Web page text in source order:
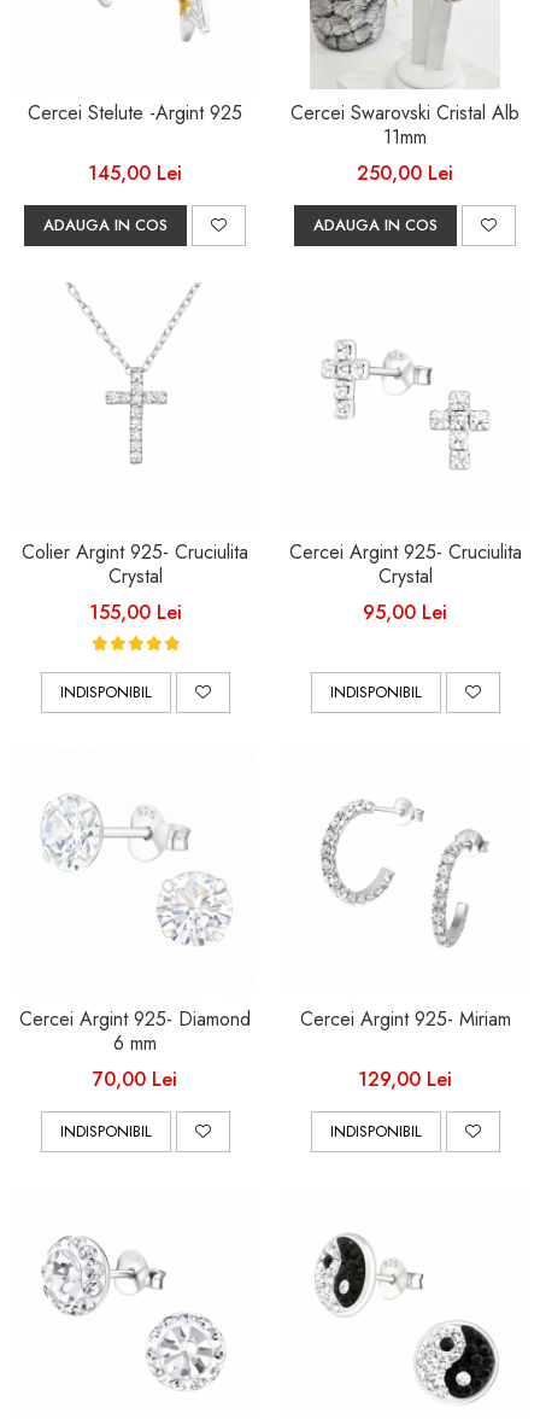
Cercei Stelute -Argint 925
145,00 Lei
ADAUGA IN COS
Cercei Swarovski Cristal Alb
11mm
250,00 Lei
ADAUGA IN COS
Colier Argint 925- Cruciulita
Crystal
155,00 Lei
INDISPONIBIL
Cercei Argint 925- Cruciulita
Crystal
95,00 Lei
INDISPONIBIL
Cercei Argint 925- Diamond
6 mm
70,00 Lei
INDISPONIBIL
Cercei Argint 925- Miriam
129,00 Lei
INDISPONIBIL